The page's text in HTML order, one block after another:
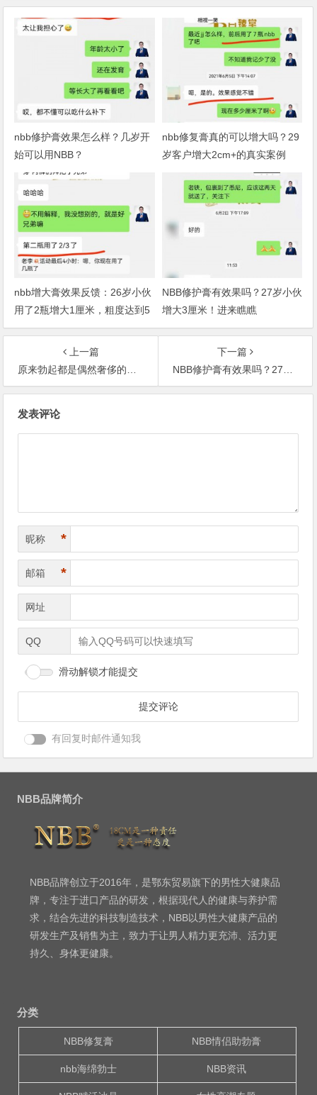
nbb修护膏效果怎么样？几岁开
始可以用NBB？
nbb修复膏真的可以增大吗？29
岁客户增大2cm+的真实案例
nbb增大膏效果反馈：26岁小伙
用了2瓶增大1厘米，粗度达到5
公分！
NBB修护膏有效果吗？27岁小伙
增大3厘米！进来瞧瞧
上一篇
原来勃起都是偶然奢侈的事情，用了NBB每天一柱擎天
下一篇
NBB修护膏有效果吗？27岁小伙增大3厘米！进来瞧瞧
发表评论
昵称 *
邮箱 *
网址
QQ
滑动解锁才能提交
有回复时邮件通知我
NBB品牌简介
NBB品牌创立于2016年，是鄂东贸易旗下的男性大健康品
牌，专注于进口产品的研发，根据现代人的健康与养护需
求，结合先进的科技制造技术，NBB以男性大健康产品的
研发生产及销售为主，致力于让男人精力更充沛、活力更
持久、身体更健康。
分类
NBB修复膏 NBB情侣助勃膏
nbb海绵勃士 NBB资讯